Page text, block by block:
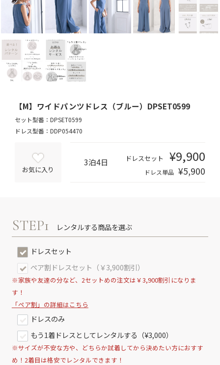
【M】ワイドパンツドレス（ブルー）DPSET0599
セット型番：DPSET0599
ドレス型番：DDP054470
お気に入り
3泊4日 ドレスセット ¥9,900
ドレス単品 ¥5,900
STEP1 レンタルする商品を選ぶ
ドレスセット
ペア割ドレスセット（￥3,900割引）
※家族や友達の分など、2セットめの注文は￥3,900割引になりま
す！
「ペア割」の詳細はこちら
ドレスのみ
もう1着ドレスとしてレンタルする（¥3,000）
※サイズが不安な方や、どちらか試着してから決めたい方におすす
め！2着目は格安でレンタルできます！